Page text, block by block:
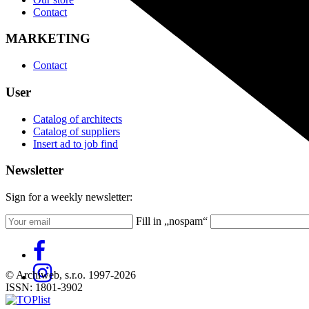
Contact
MARKETING
Contact
User
Catalog of architects
Catalog of suppliers
Insert ad to job find
Newsletter
Sign for a weekly newsletter:
Fill in „nospam“
© Archiweb, s.r.o. 1997-2026
ISSN: 1801-3902